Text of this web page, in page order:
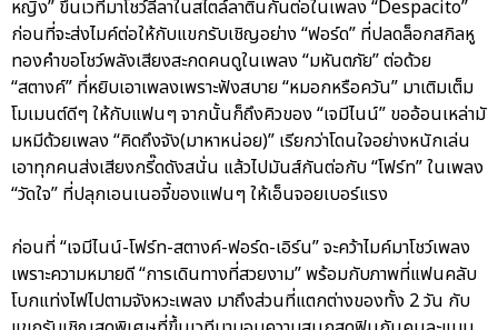
หญิง” ขึ้นเวทีมาโชว์ลีลาในสไตล์ลาตินกันต่อในเพลง “Despacito”
ก่อนที่จะส่งไมค์ต่อให้กับแขกรับเชิญอย่าง “ฟอร์ด” ที่ปลดล็อกสกิลหู
ทองคำขอโชว์พลังเสียงสะกดคนดูในเพลง “มหันตภัย” ต่อด้วย
“สตางค์” ที่หยิบเอาเพลงเพราะฟังสบาย “หมอกหรือควัน” มาเติมเต็ม
โมเมนต์ดีๆ ให้กับแฟนๆ จากนั้นก็ถึงคิวของ “เจมีไนน์” ขออ้อนเหล่ามั
มหมีด้วยเพลง “คิดถึงจัง(มาหาหน่อย)” เรียกว่าโดนใจอย่างหนักเล่น
เอาทุกคนส่งเสียงกรี๊ดดังสนั่น แล้วไปมันส์กันต่อกับ “โฟร์ท” ในเพลง
“วัดใจ” ที่ปลุกเอนเนอจี้ของแฟนๆ ให้เอ็นจอยเบอร์แรง
ก่อนที่ “เจมีไนน์-โฟร์ท-สตางค์-ฟอร์ด-เอิร์น” จะคว้าไมค์มาโชว์เพลง
เพราะความหมายดี “การเดินทางที่สวยงาม” พร้อมกับภาพที่แฟนคลับ
โบกแท่งไฟไปตามจังหวะเพลง มาถึงส่วนที่แตกต่างของทั้ง 2 วัน กับ